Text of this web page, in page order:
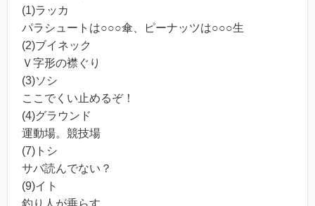
(1)ラッカ
パラシュートは○○○傘、ピーナッツは○○○生
(2)ブイネック
Ｖ字形の襟ぐり
(3)ソシ
ここでくい止めるぞ！
(4)グラウンド
運動場。競技場
(7)トシ
サバ読んでない？
(9)イト